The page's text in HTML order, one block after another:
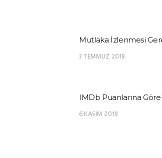
Mutlaka İzlenmesi
3 TEMMUZ 2018
IMDb Puanlarına Göre
6 KASIM 2019